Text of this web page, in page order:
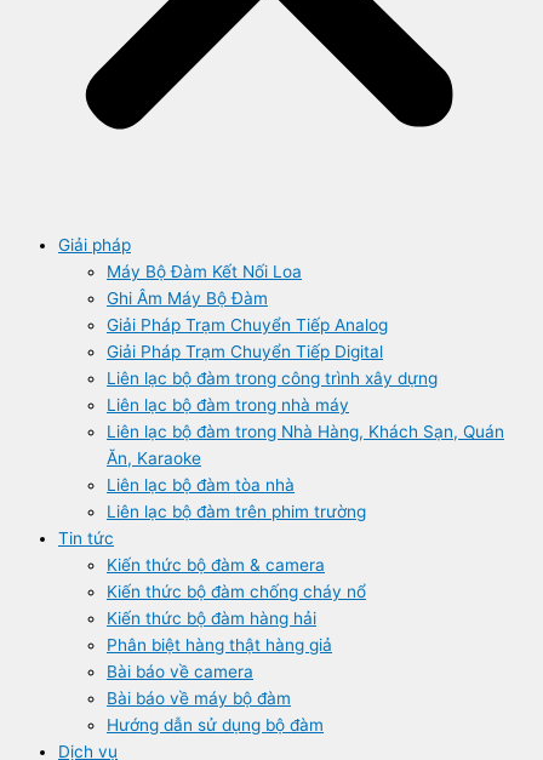
Giải pháp
Máy Bộ Đàm Kết Nối Loa
Ghi Âm Máy Bộ Đàm
Giải Pháp Trạm Chuyển Tiếp Analog
Giải Pháp Trạm Chuyển Tiếp Digital
Liên lạc bộ đàm trong công trình xây dựng
Liên lạc bộ đàm trong nhà máy
Liên lạc bộ đàm trong Nhà Hàng, Khách Sạn, Quán
Ăn, Karaoke
Liên lạc bộ đàm tòa nhà
Liên lạc bộ đàm trên phim trường
Tin tức
Kiến thức bộ đàm & camera
Kiến thức bộ đàm chống cháy nổ
Kiến thức bộ đàm hàng hải
Phân biệt hàng thật hàng giả
Bài báo về camera
Bài báo về máy bộ đàm
Hướng dẫn sử dụng bộ đàm
Dịch vụ